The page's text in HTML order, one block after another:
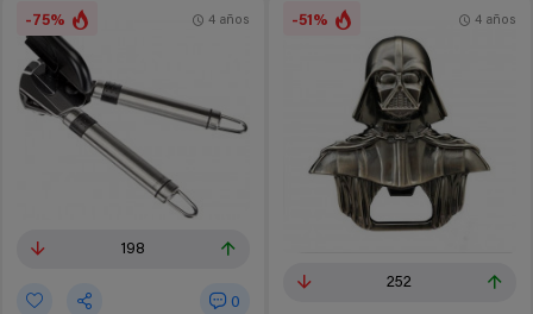
-75%
198
0
4 años -51%
252
4 años